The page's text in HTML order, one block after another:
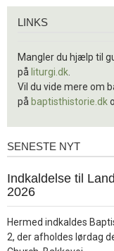
LINKS
Mangler du hjælp til
på liturgi.dk
Vil du vide mere om
på baptisthistorie.dk
Seneste
SENESTE NYT
jul.
Indkaldelse til
2026
Hermed indkaldes
2, der afholdes lørdag